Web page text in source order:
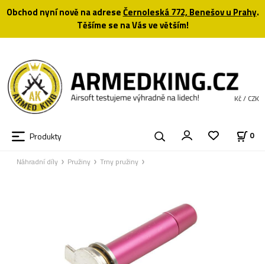
Obchod nyní nově na adreseČernoleská 772, Benešov u Prahy.
Těšíme se na Vás ve větším!
Produkty 0
Kč / CZK
Náhradní díly Pružiny Trny pružiny